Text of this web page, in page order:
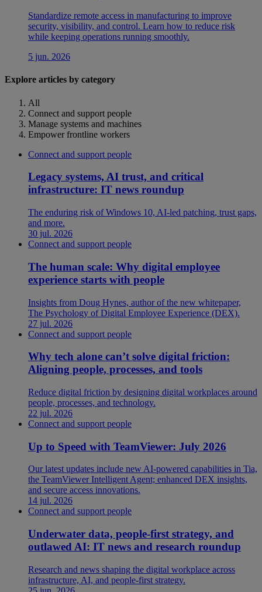
Standardize remote access in manufacturing to improve
security, visibility, and control. Learn how to reduce risk
while keeping operations running smoothly.
5 jun. 2026
Explore articles by category
All
Connect and support people
Manage systems and machines
Empower frontline workers
Connect and support people
Legacy systems, AI trust, and critical
infrastructure: IT news roundup
The enduring risk of Windows 10, AI-led patching, trust gaps,
and more.
30 jul. 2026
Connect and support people
The human scale: Why digital employee
experience starts with people
Insights from Doug Hynes, author of the new whitepaper,
The Psychology of Digital Employee Experience (DEX).
27 jul. 2026
Connect and support people
Why tech alone can’t solve digital friction:
Aligning people, processes, and tools
Reduce digital friction by designing digital workplaces around
people, processes, and technology.
22 jul. 2026
Connect and support people
Up to Speed with TeamViewer: July 2026
Our latest updates include new AI-powered capabilities in Tia,
the TeamViewer Intelligent Agent; enhanced DEX insights,
and secure access innovations.
14 jul. 2026
Connect and support people
Underwater data, people-first strategy, and
outlawed AI: IT news and research roundup
Research and news shaping the digital workplace across
infrastructure, AI, and people-first strategy.